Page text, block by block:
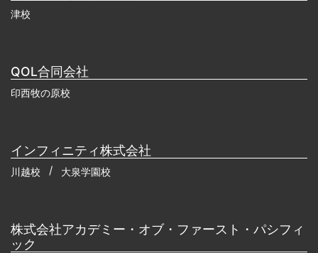
津校
QOL合同会社
印西牧の原校
インフィニティ株式会社
川越校 大泉学園校
株式会社アカデミー・オブ・ファースト・パシフィ
ック